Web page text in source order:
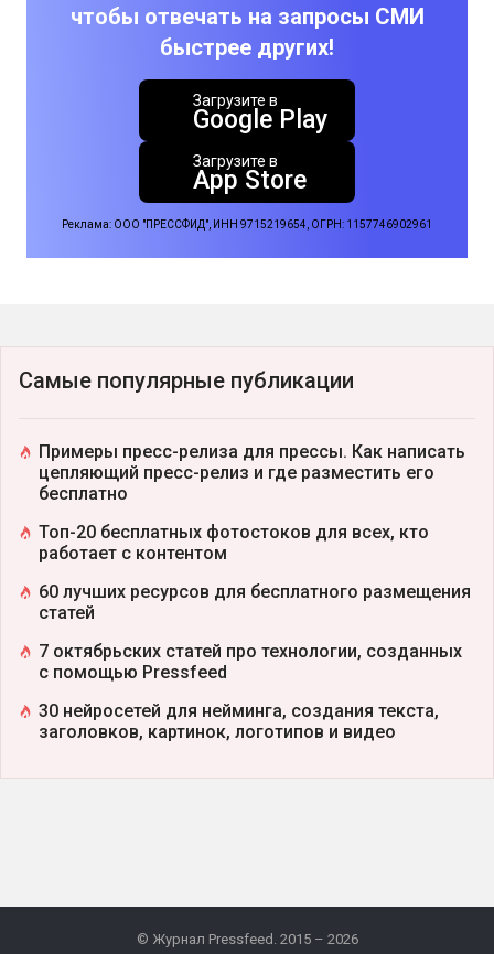
чтобы отвечать на запросы СМИ
быстрее других!
Загрузите в
Google Play
Загрузите в
App Store
Реклама: ООО "ПРЕССФИД", ИНН 9715219654, ОГРН: 1157746902961
Самые популярные публикации
Примеры пресс-релиза для прессы. Как написать
цепляющий пресс-релиз и где разместить его
бесплатно
Топ-20 бесплатных фотостоков для всех, кто
работает с контентом
60 лучших ресурсов для бесплатного размещения
статей
7 октябрьских статей про технологии, созданных
с помощью Pressfeed
30 нейросетей для нейминга, создания текста,
заголовков, картинок, логотипов и видео
© Журнал Pressfeed. 2015 – 2026